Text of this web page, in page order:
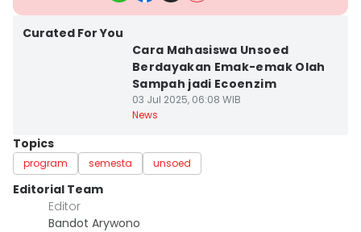
Curated For You
Cara Mahasiswa Unsoed
Berdayakan Emak-emak Olah
Sampah jadi Ecoenzim
03 Jul 2025, 06:08 WIB
News
Topics
program semesta unsoed
Editorial Team
Editor
Bandot Arywono